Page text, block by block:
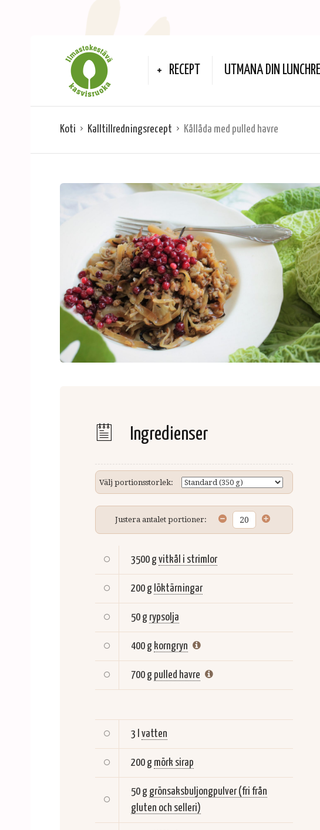
RECEPT UTMANA DIN
Koti Kalltillredningsrecept Kållåda med pulled havre
Ingredienser
Välj portionsstorlek:
Justera antalet portioner:
3500 gvitkål i strimlor
200 g löktärningar
50 g rypsolja
400 g korngryn
700 g pulled havre
3 l vatten
200 g mörk sirap
50 g grönsaksbuljongpulver (fri från
gluten och selleri)